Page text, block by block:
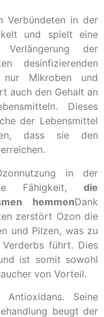
Verbündeten in der
und spielt eine
der
desinfizierenden
Mikroben und
auch den Gehalt an
Dieses
der Lebensmittel
dass sie den
in der
Fähigkeit, die
hemmenDank
zerstört Ozon die
und Pilzen, was zu
führt. Dies
ist somit sowohl
von Vorteil.
Seine
beugt der